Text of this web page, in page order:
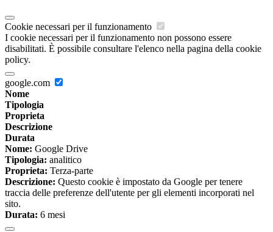
Cookie necessari per il funzionamento
I cookie necessari per il funzionamento non possono essere
disabilitati. È possibile consultare l'elenco nella pagina della cookie
policy.
google.com
Nome
Tipologia
Proprieta
Descrizione
Durata
Nome: Google Drive
Tipologia: analitico
Proprieta: Terza-parte
Descrizione: Questo cookie è impostato da Google per tenere
traccia delle preferenze dell'utente per gli elementi incorporati nel
sito.
Durata: 6 mesi